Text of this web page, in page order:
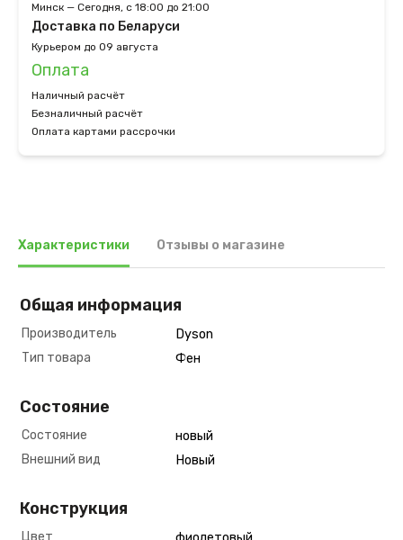
Минск — Сегодня, с 18:00 до 21:00
Доставка по Беларуси
Курьером до 09 августа
Оплата
Наличный расчёт
Безналичный расчёт
Оплата картами рассрочки
Характеристики Отзывы о магазине
Общая информация
Производитель
Dyson
Тип товара
Фен
Состояние
Состояние
новый
Внешний вид
Новый
Конструкция